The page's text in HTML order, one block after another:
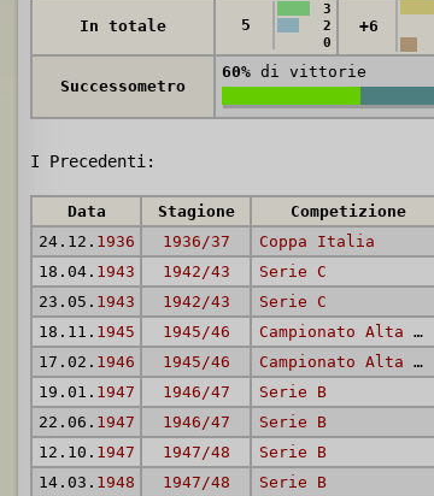
In totale 5
3
2
0
+6
Successometro
60% di vittorie
I Precedenti:
Data Stagione Competizione
24.12. 1936 1936/37 Coppa Italia
18.04. 1943 1942/43 Serie C
23.05. 1943 1942/43 Serie C
18.11. 1945 1945/46 Campionato Alta Italia
17.02. 1946 1945/46 Campionato Alta Italia
19.01. 1947 1946/47 Serie B
22.06. 1947 1946/47 Serie B
12.10. 1947 1947/48 Serie B
14.03. 1948 1947/48 Serie B